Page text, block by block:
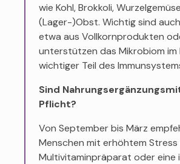
wie Kohl, Brokkoli,
(Lager-)Obst. Wichtig sind
etwa aus Vollkornprodukten
unterstützen das Mikrobiom im
wichtiger Teil des
Sind
Pflicht?
Von September bis März
Menschen mit erhöhtem Stress
Multivitaminpräparat oder eine